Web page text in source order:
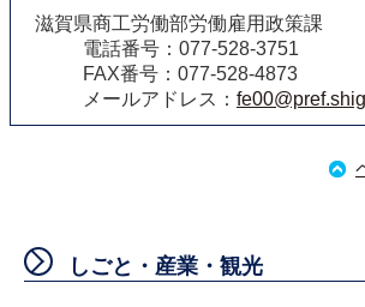
滋賀県商工労働部労働雇用政策課
電話番号：077-528-3751
FAX番号：077-528-4873
メールアドレス：
しごと・産業・観光